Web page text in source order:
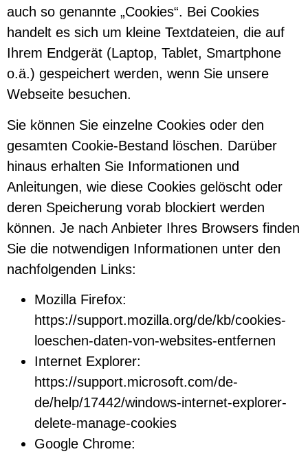
auch so genannte „Cookies“. Bei Cookies
handelt es sich um kleine Textdateien, die auf
Ihrem Endgerät (Laptop, Tablet, Smartphone
o.ä.) gespeichert werden, wenn Sie unsere
Webseite besuchen.
Sie können Sie einzelne Cookies oder den
gesamten Cookie-Bestand löschen. Darüber
hinaus erhalten Sie Informationen und
Anleitungen, wie diese Cookies gelöscht oder
deren Speicherung vorab blockiert werden
können. Je nach Anbieter Ihres Browsers finden
Sie die notwendigen Informationen unter den
nachfolgenden Links:
Mozilla Firefox:
https://support.mozilla.org/de/kb/cookies-
loeschen-daten-von-websites-entfernen
Internet Explorer:
https://support.microsoft.com/de-
de/help/17442/windows-internet-explorer-
delete-manage-cookies
Google Chrome: